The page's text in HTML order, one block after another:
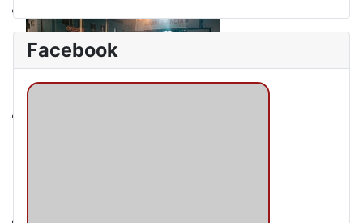
Facebook